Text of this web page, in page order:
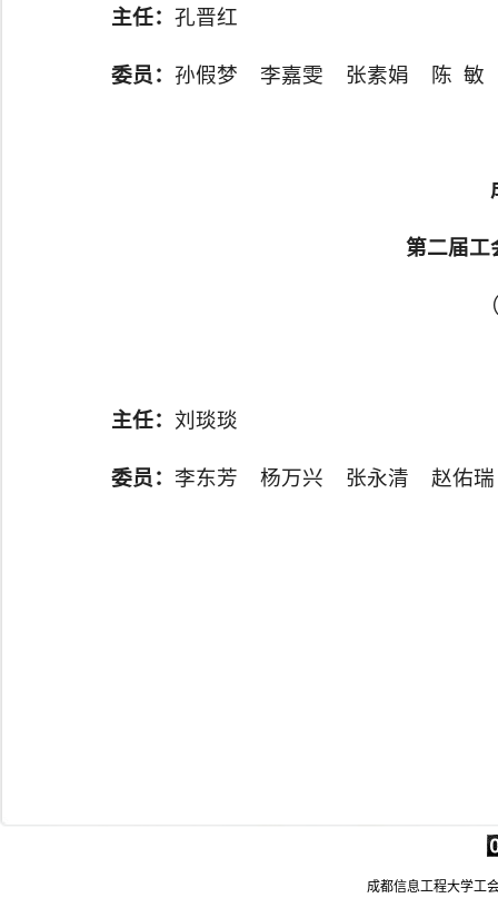
主任：孔晋红
委员： 孙假梦 李嘉雯 张素娟 陈
第二届工
主任：刘琰琰
委员： 李东芳 杨万兴 张永清 赵佑
成都信息工程大学